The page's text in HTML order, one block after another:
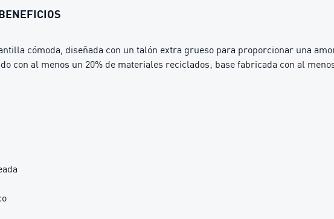
cómoda, diseñada con un talón extra grueso para proporcionar una
con al menos un 20% de materiales reciclados; base fabricada con al